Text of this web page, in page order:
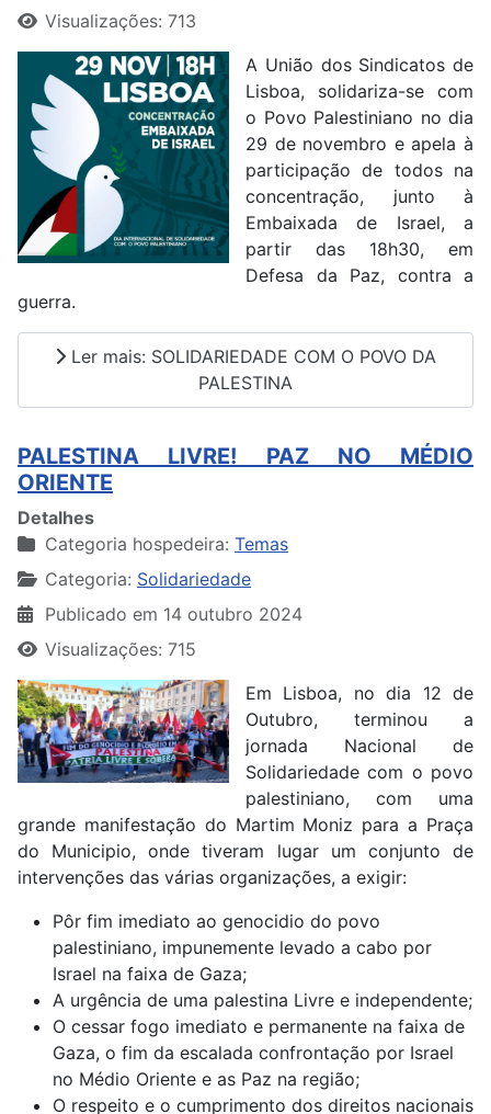
Visualizações: 713
A União dos Sindicatos de
Lisboa, solidariza-se com
o Povo Palestiniano no dia
29 de novembro e apela à
participação de todos na
concentração, junto à
Embaixada de Israel, a
partir das 18h30, em
Defesa da Paz, contra a
guerra.
Ler mais: SOLIDARIEDADE COM O POVO DA
PALESTINA
PALESTINA LIVRE! PAZ NO MÉDIO
ORIENTE
Detalhes
Categoria hospedeira: Temas
Categoria: Solidariedade
Publicado em 14 outubro 2024
Visualizações: 715
Em Lisboa, no dia 12 de
Outubro, terminou a
jornada Nacional de
Solidariedade com o povo
palestiniano, com uma
grande manifestação do Martim Moniz para a Praça
do Municipio, onde tiveram lugar um conjunto de
intervenções das várias organizações, a exigir:
Pôr fim imediato ao genocidio do povo
palestiniano, impunemente levado a cabo por
Israel na faixa de Gaza;
A urgência de uma palestina Livre e independente;
O cessar fogo imediato e permanente na faixa de
Gaza, o fim da escalada confrontação por Israel
no Médio Oriente e as Paz na região;
O respeito e o cumprimento dos direitos nacionais